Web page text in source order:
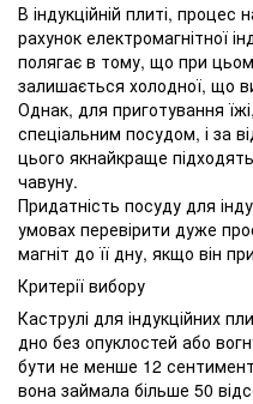
В індукційній плиті, процес
рахунок електромагнітної
полягає в тому, що при
залишається холодної, що
Однак, для приготування
спеціальним посудом, і за
цього якнайкраще
чавуну.
Придатність посуду для
умовах перевірити дуже
магніт до її дну, якщо він
Критерії вибору
Каструлі для індукційних
дно без опуклостей або
бути не менше 12
вона займала більше 50